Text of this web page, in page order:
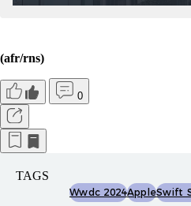
(afr/rns)
0
TAGS
Wwdc 2024AppleSwift